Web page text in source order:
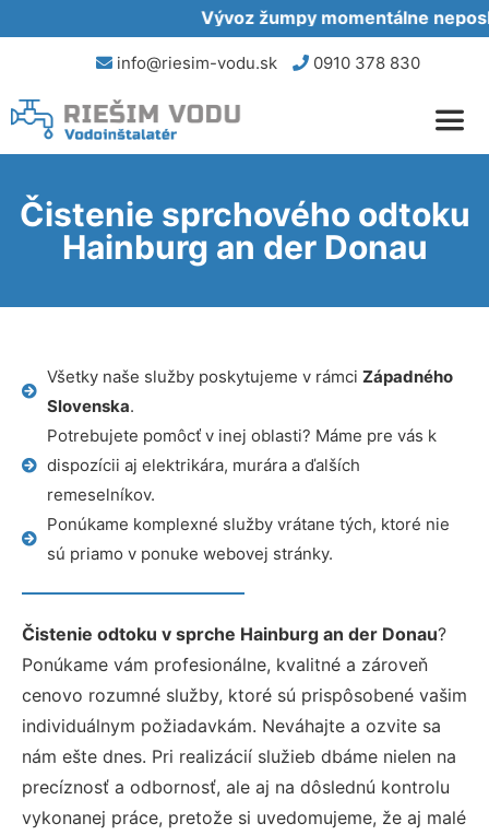
Vývoz žumpy momentálne
info@riesim-vodu.sk 0910 378 830
Čistenie sprchového odtoku
Hainburg an der Donau
Všetky naše služby poskytujeme v rámci Západného
Slovenska.
Potrebujete pomôcť v inej oblasti? Máme pre vás k
dispozícii aj elektrikára, murára a ďalších
remeselníkov.
Ponúkame komplexné služby vrátane tých, ktoré nie
sú priamo v ponuke webovej stránky.
Čistenie odtoku v sprche Hainburg an der Donau?
Ponúkame vám profesionálne, kvalitné a zároveň
cenovo rozumné služby, ktoré sú prispôsobené vašim
individuálnym požiadavkám. Neváhajte a ozvite sa
nám ešte dnes. Pri realizácií služieb dbáme nielen na
precíznosť a odbornosť, ale aj na dôslednú kontrolu
vykonanej práce, pretože si uvedomujeme, že aj malé